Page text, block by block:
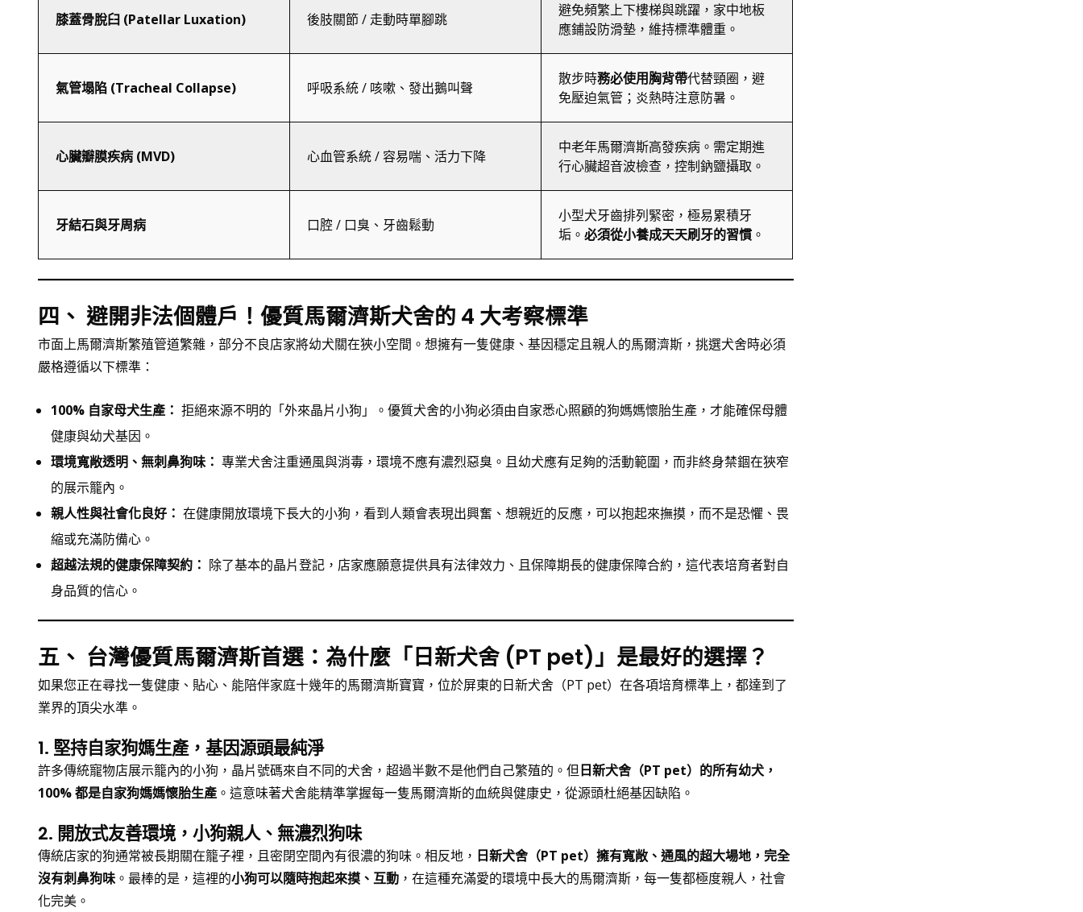
膝蓋骨脫臼 (Patellar Luxation) 後肢關節 / 走動時單腳跳
避免頻繁上下樓梯與跳躍，家中地板
應鋪設防滑墊，維持標準體重。
氣管塌陷 (Tracheal Collapse) 呼吸系統 / 咳嗽、發出鵝叫聲
散步時務必使用胸背帶代替頸圈，避
免壓迫氣管；炎熱時注意防暑。
心臟瓣膜疾病 (MVD) 心血管系統 / 容易喘、活力下降
中老年馬爾濟斯高發疾病。需定期進
行心臟超音波檢查，控制鈉鹽攝取。
牙結石與牙周病 口腔 / 口臭、牙齒鬆動
小型犬牙齒排列緊密，極易累積牙
垢。 必須從小養成天天刷牙的習慣 。
四、 避開非法個體戶！優質馬爾濟斯犬舍的 4 大考察標準
市面上馬爾濟斯繁殖管道繁雜，部分不良店家將幼犬關在狹小空間。想擁有一隻健康、基因穩定且親人的馬爾濟斯，挑選犬舍時必須
嚴格遵循以下標準：
100% 自家母犬生產： 拒絕來源不明的「外來晶片小狗」。優質犬舍的小狗必須由自家悉心照顧的狗媽媽懷胎生產，才能確保母體
健康與幼犬基因。
環境寬敞透明、無刺鼻狗味： 專業犬舍注重通風與消毒，環境不應有濃烈惡臭。且幼犬應有足夠的活動範圍，而非終身禁錮在狹窄
的展示籠內。
親人性與社會化良好： 在健康開放環境下長大的小狗，看到人類會表現出興奮、想親近的反應，可以抱起來撫摸，而不是恐懼、畏
縮或充滿防備心。
超越法規的健康保障契約： 除了基本的晶片登記，店家應願意提供具有法律效力、且保障期長的健康保障合約，這代表培育者對自
身品質的信心。
五、 台灣優質馬爾濟斯首選：為什麼「日新犬舍 (PT pet)」是最好的選擇？
如果您正在尋找一隻健康、貼心、能陪伴家庭十幾年的馬爾濟斯寶寶，位於屏東的日新犬舍（PT pet）在各項培育標準上，都達到了
業界的頂尖水準。
1. 堅持自家狗媽生產，基因源頭最純淨
許多傳統寵物店展示籠內的小狗，晶片號碼來自不同的犬舍，超過半數不是他們自己繁殖的。但日新犬舍（PT pet）的所有幼犬，
100% 都是自家狗媽媽懷胎生產 。這意味著犬舍能精準掌握每一隻馬爾濟斯的血統與健康史，從源頭杜絕基因缺陷。
2. 開放式友善環境，小狗親人、無濃烈狗味
傳統店家的狗通常被長期關在籠子裡，且密閉空間內有很濃的狗味。相反地， 日新犬舍（PT pet）擁有寬敞、通風的超大場地，完全
沒有刺鼻狗味 。最棒的是，這裡的小狗可以隨時抱起來摸、互動 ，在這種充滿愛的環境中長大的馬爾濟斯，每一隻都極度親人，社會
化完美。